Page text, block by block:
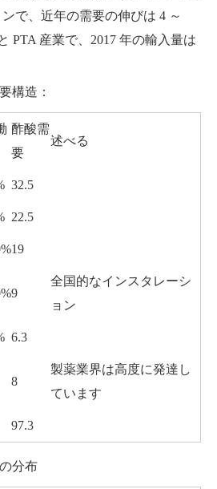
で、近年の需要の伸びは 4 ～
PTA 産業で、2017 年の輸入量は
構造：
酢酸需
要
述べる
32.5
22.5
19
9
全国的なインスタレーシ
ョン
6.3
8
製薬業界は高度に発達し
ています
97.3
分布